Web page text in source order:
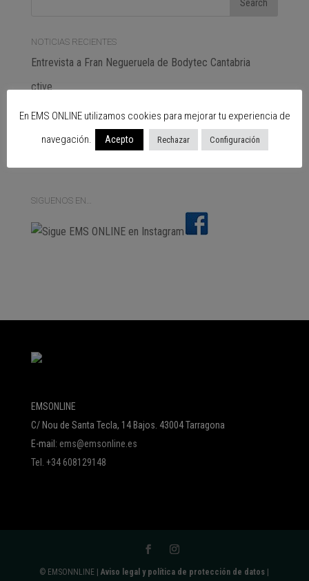
NOTICIAS RECIENTES
Entrevista a Fran Negueruela de Bodytec Cantabria
ctive
The “exercise hormone”, a hope for slowing the
progression of Alzheimer’s
SIGUENOS EN…
EMSONLINE
C/ Nou de Santa Tecla, 14 Bajos. 43004 Tarragona
E-mail: ems@emsonline.es
Tel. +34 608129148
© EMSONNLINE |Aviso legal y política de protección de datos
En EMS ONLINE utilizamos cookies para mejorar tu experiencia de
navegación.
Acepto Rechazar Configuración